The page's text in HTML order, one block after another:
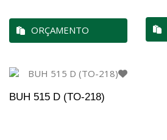
ORÇAMENTO
BUH 515 D (TO-218)